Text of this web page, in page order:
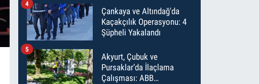
Çankaya ve Altındağ'da
Kaçakçılık Operasyonu: 4
Şüpheli Yakalandı
4
Akyurt, Çubuk ve
Pursaklar’da İlaçlama
Çalışması: ABB
5